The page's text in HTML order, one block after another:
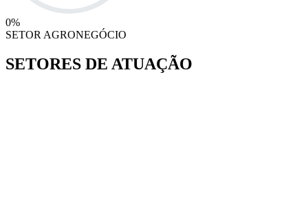
0%
SETOR AGRONEGÓCIO
SETORES DE ATUAÇÃO